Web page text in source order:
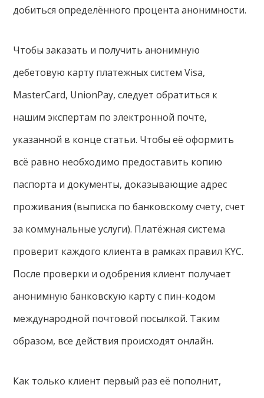
добиться определённого процента анонимности.
Чтобы заказать и получить анонимную
дебетовую карту платежных систем Visa,
MasterCard, UnionPay, следует обратиться к
нашим экспертам по электронной почте,
указанной в конце статьи. Чтобы её оформить
всё равно необходимо предоставить копию
паспорта и документы, доказывающие адрес
проживания (выписка по банковскому счету, счет
за коммунальные услуги). Платёжная система
проверит каждого клиента в рамках правил KYC.
После проверки и одобрения клиент получает
анонимную банковскую карту с пин-кодом
международной почтовой посылкой. Таким
образом, все действия происходят онлайн.
Как только клиент первый раз её пополнит,